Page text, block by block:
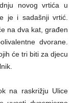
novog vrtića u
je i sadašnji vrtić.
na dva kat, građen
dvorane.
će tri biti za djecu
na raskrižju Ulice